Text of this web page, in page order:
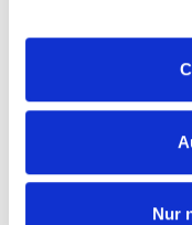
Richtlinie
aufrufen.
widerrufen, ohne
vorherigen
Nur